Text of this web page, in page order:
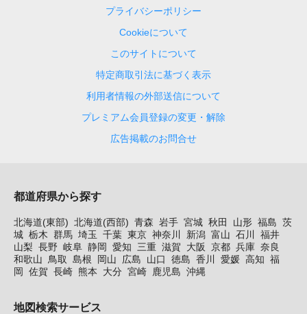
プライバシーポリシー
Cookieについて
このサイトについて
特定商取引法に基づく表示
利用者情報の外部送信について
プレミアム会員登録の変更・解除
広告掲載のお問合せ
都道府県から探す
北海道(東部) 北海道(西部) 青森 岩手 宮城 秋田 山形 福島 茨
城 栃木 群馬 埼玉 千葉 東京 神奈川 新潟 富山 石川
福井
山梨 長野 岐阜 静岡 愛知 三重 滋賀 大阪 京都 兵庫 奈良
和歌山
鳥取 島根 岡山 広島 山口 徳島 香川 愛媛 高知 福
岡 佐賀 長崎 熊本 大分 宮崎 鹿児島 沖縄
地図検索サービス